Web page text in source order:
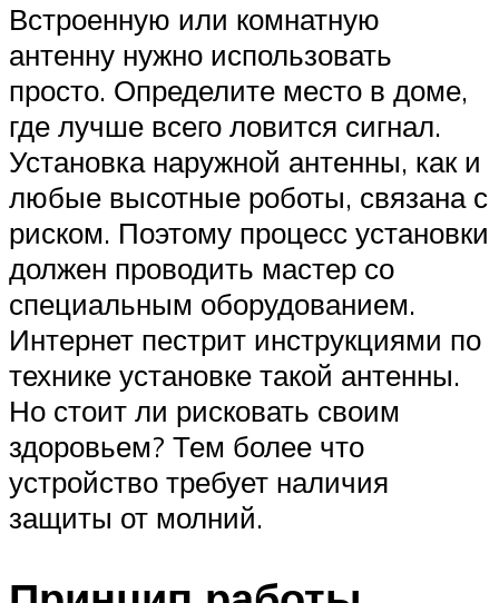
Встроенную или комнатную
антенну нужно использовать
просто. Определите место в доме,
где лучше всего ловится сигнал.
Установка наружной антенны, как и
любые высотные роботы, связана с
риском. Поэтому процесс установки
должен проводить мастер со
специальным оборудованием.
Интернет пестрит инструкциями по
технике установке такой антенны.
Но стоит ли рисковать своим
здоровьем? Тем более что
устройство требует наличия
защиты от молний.